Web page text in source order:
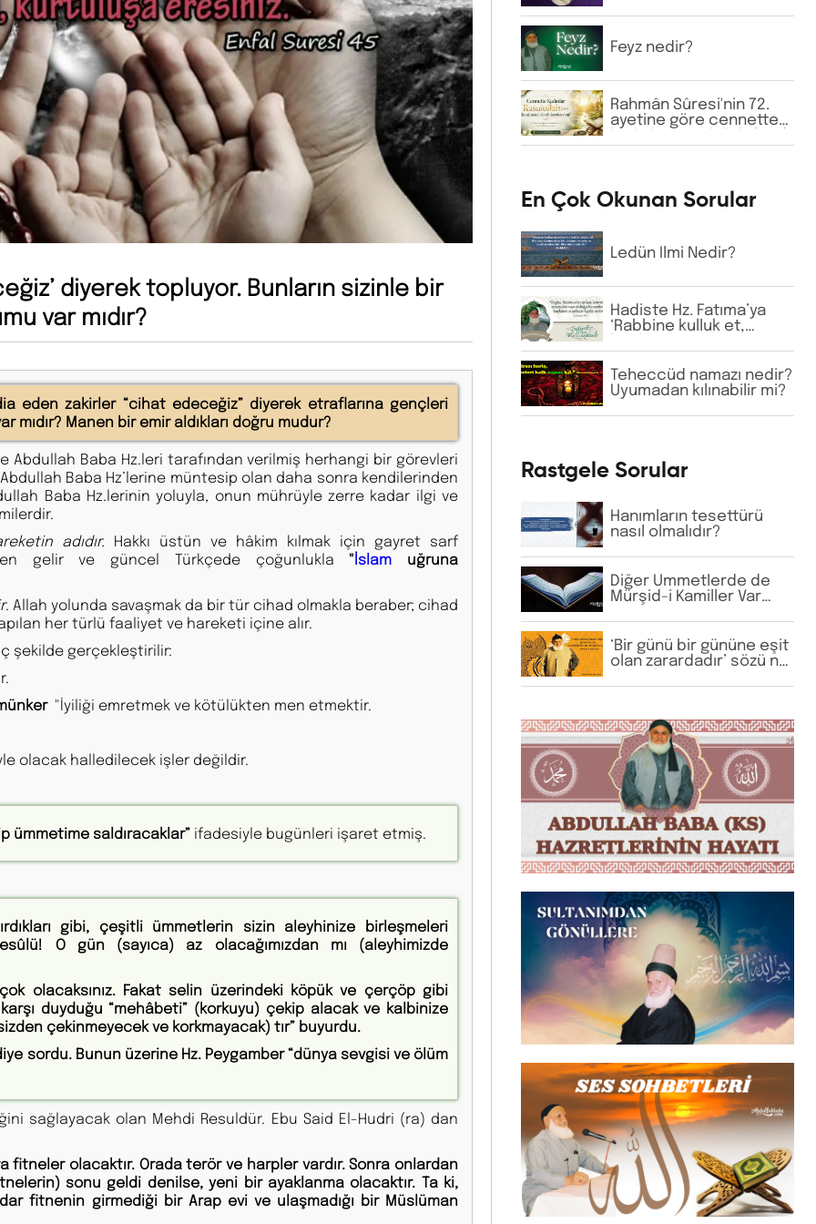
diyerek topluyor. Bunların sizinle bir
var mıdır?
eden zakirler “cihat edeceğiz” diyerek etraflarına gençleri
Manen bir emir aldıkları doğru mudur?
Baba Hz.leri tarafından verilmiş herhangi bir görevleri
Baba Hz’lerine müntesip olan daha sonra kendilerinden
Baba Hz.lerinin yoluyla, onun mührüyle zerre kadar ilgi ve
adıdır. Hakkı üstün ve hâkim kılmak için gayret sarf
gelir ve güncel Türkçede çoğunlukla "İslam uğruna
. Allah yolunda savaşmak da bir tür cihad olmakla beraber; cihad
her türlü faaliyet ve hareketi içine alır.
şekilde gerçekleştirilir:
"İyiliği emretmek ve kötülükten men etmektir.
olacak halledilecek işler değildir.
ümmetime saldıracaklar” ifadesiyle bugünleri işaret etmiş.
gibi, çeşitli ümmetlerin sizin aleyhinize birleşmeleri
O gün (sayıca) az olacağımızdan mı (aleyhimizde
olacaksınız. Fakat selin üzerindeki köpük ve çerçöp gibi
karşı duyduğu “mehâbeti” (korkuyu) çekip alacak ve kalbinize
çekinmeyecek ve korkmayacak) tır” buyurdu.
sordu. Bunun üzerine Hz. Peygamber “dünya sevgisi ve ölüm
sağlayacak olan Mehdi Resuldür. Ebu Said El-Hudri (ra) dan
fitneler olacaktır. Orada terör ve harpler vardır. Sonra onlardan
sonu geldi denilse, yeni bir ayaklanma olacaktır. Ta ki,
fitnenin girmediği bir Arap evi ve ulaşmadığı bir Müslüman
büyük zatların isimlerine
günlük virdde neden
okunmaktadır?
Feyz nedir?
Rahmân Sûresi'nin 72.
ayetine göre cennette
En Çok Okunan Sorular
Ledün İlmi Nedir?
Hadiste Hz. Fatıma’ya
‘Rabbine kulluk et,
Günümüzde bazı
tarikatlarda dervişler
şeyhlerini her şartta
şefaatçi kabul
Teheccüd namazı nedir?
Uyumadan kılınabilir mi?
Rastgele Sorular
Hanımların tesettürü
nasıl olmalıdır?
Diğer Ümmetlerde de
Mürşid-i Kamiller Var
‘Bir günü bir gününe eşit
olan zarardadır’ sözü ne
neler yapmalıyız?